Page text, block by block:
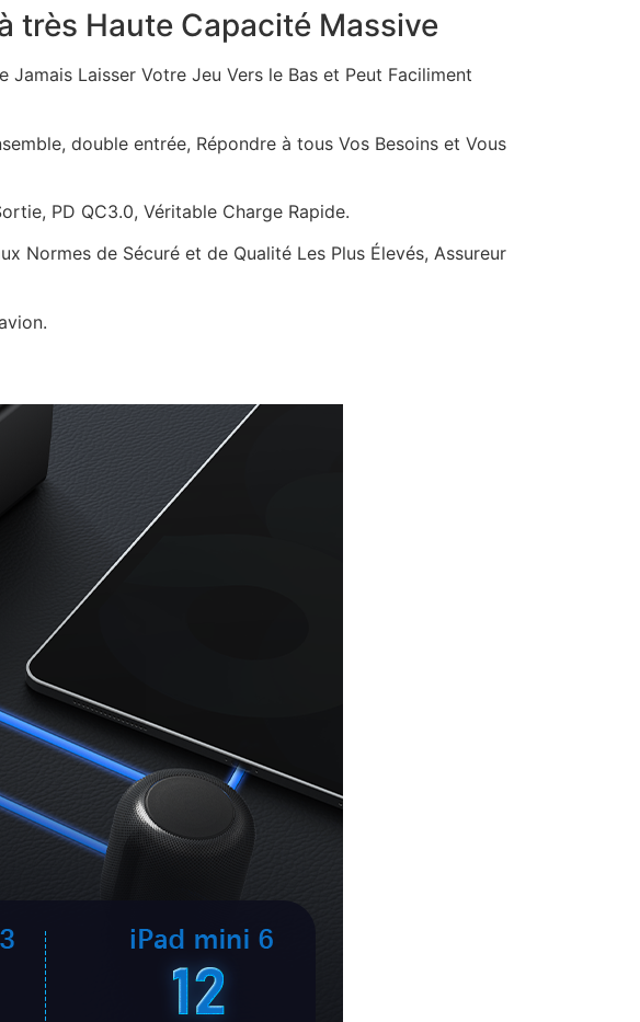
très Haute Capacité Massive
Laisser Votre Jeu Vers le Bas et Peut Faciliment
double entrée, Répondre à tous Vos Besoins et Vous
PD QC3.0, Véritable Charge Rapide.
Normes de Sécuré et de Qualité Les Plus Élevés, Assureur